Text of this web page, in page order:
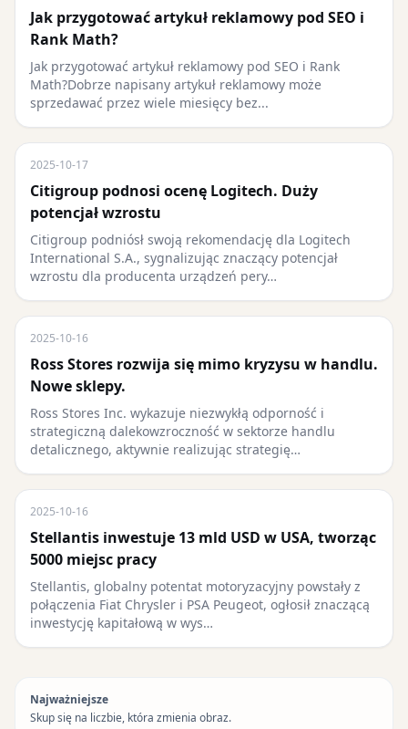
Jak przygotować artykuł reklamowy pod SEO i
Rank Math?
Jak przygotować artykuł reklamowy pod SEO i Rank
Math?Dobrze napisany artykuł reklamowy może
sprzedawać przez wiele miesięcy bez...
2025-10-17
Citigroup podnosi ocenę Logitech. Duży
potencjał wzrostu
Citigroup podniósł swoją rekomendację dla Logitech
International S.A., sygnalizując znaczący potencjał
wzrostu dla producenta urządzeń pery…
2025-10-16
Ross Stores rozwija się mimo kryzysu w handlu.
Nowe sklepy.
Ross Stores Inc. wykazuje niezwykłą odporność i
strategiczną dalekowzroczność w sektorze handlu
detalicznego, aktywnie realizując strategię…
2025-10-16
Stellantis inwestuje 13 mld USD w USA, tworząc
5000 miejsc pracy
Stellantis, globalny potentat motoryzacyjny powstały z
połączenia Fiat Chrysler i PSA Peugeot, ogłosił znaczącą
inwestycję kapitałową w wys…
Najważniejsze
Skup się na liczbie, która zmienia obraz.